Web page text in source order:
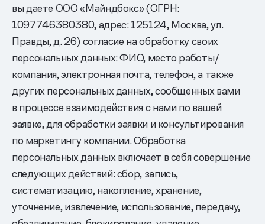
вы даете ООО «Майндбокс» (ОГРН:
1097746380380, адрес: 125124, Москва, ул.
Правды, д. 26) согласие на обработку своих
персональных данных: ФИО, место работы/
компания, электронная почта, телефон, а также
других персональных данных, сообщенных вами
в процессе взаимодействия с нами по вашей
заявке, для обработки заявки и консультирования
по маркетингу компании. Обработка
персональных данных включает в себя совершение
следующих действий: сбор, запись,
систематизацию, накопление, хранение,
уточнение, извлечение, использование, передачу,